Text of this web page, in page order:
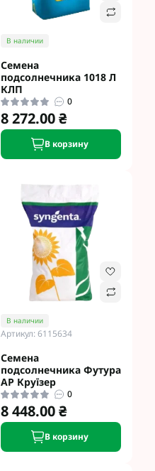
В наличии
Семена
подсолнечника 1018 Л
КЛП
0
8 272.00 ₴
В корзину
В наличии
Артикул: 6115634
Семена
подсолнечника Футура
АР Круїзер
0
8 448.00 ₴
В корзину